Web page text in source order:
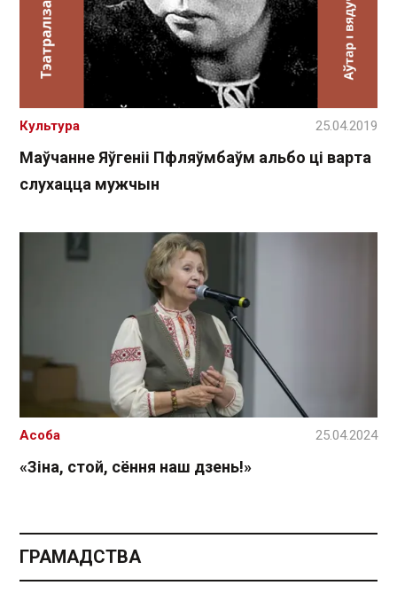
Маўчанне Яўгеніі Пфляўмбаўм альбо ці варта
слухацца мужчын
Культура 25.04.2019
«Зіна, стой, сёння наш дзень!»
Асоба 25.04.2024
ГРАМАДСТВА